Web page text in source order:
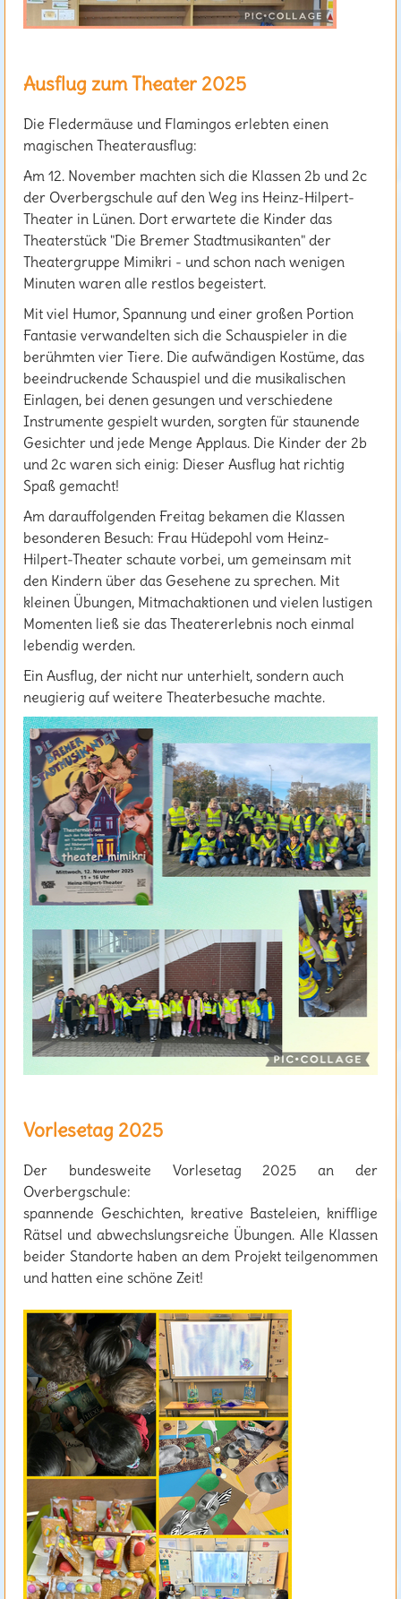
Ausflug zum Theater 2025
Die Fledermäuse und Flamingos erlebten einen
magischen Theaterausflug:
Am 12. November machten sich die Klassen 2b und 2c
der Overbergschule auf den Weg ins Heinz-Hilpert-
Theater in Lünen. Dort erwartete die Kinder das
Theaterstück "Die Bremer Stadtmusikanten" der
Theatergruppe Mimikri - und schon nach wenigen
Minuten waren alle restlos begeistert.
Mit viel Humor, Spannung und einer großen Portion
Fantasie verwandelten sich die Schauspieler in die
berühmten vier Tiere. Die aufwändigen Kostüme, das
beeindruckende Schauspiel und die musikalischen
Einlagen, bei denen gesungen und verschiedene
Instrumente gespielt wurden, sorgten für staunende
Gesichter und jede Menge Applaus. Die Kinder der 2b
und 2c waren sich einig: Dieser Ausflug hat richtig
Spaß gemacht!
Am darauffolgenden Freitag bekamen die Klassen
besonderen Besuch: Frau Hüdepohl vom Heinz-
Hilpert-Theater schaute vorbei, um gemeinsam mit
den Kindern über das Gesehene zu sprechen. Mit
kleinen Übungen, Mitmachaktionen und vielen lustigen
Momenten ließ sie das Theatererlebnis noch einmal
lebendig werden.
Ein Ausflug, der nicht nur unterhielt, sondern auch
neugierig auf weitere Theaterbesuche machte.
Vorlesetag 2025
Der bundesweite Vorlesetag 2025 an der
Overbergschule:
spannende Geschichten, kreative Basteleien, knifflige
Rätsel und abwechslungsreiche Übungen. Alle Klassen
beider Standorte haben an dem Projekt teilgenommen
und hatten eine schöne Zeit!